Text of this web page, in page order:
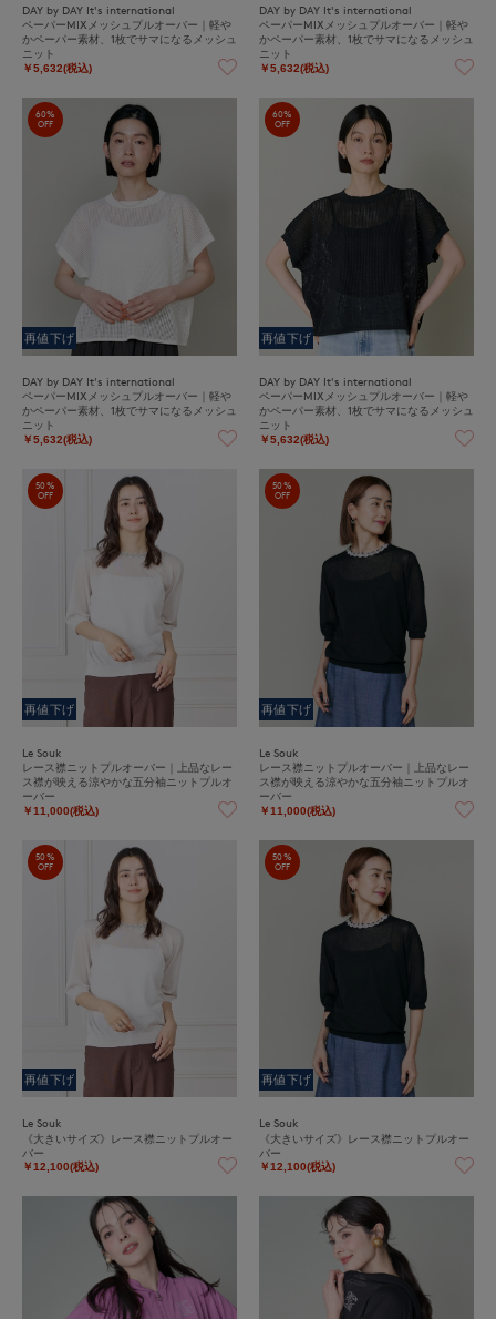
DAY by DAY It's international
ペーパーMIXメッシュプルオーバー｜軽や
かペーパー素材、1枚でサマになるメッシュ
ニット
￥5,632(税込)
DAY by DAY It's international
ペーパーMIXメッシュプルオーバー｜軽や
かペーパー素材、1枚でサマになるメッシュ
ニット
￥5,632(税込)
60%
OFF
再値下げ
DAY by DAY It's international
ペーパーMIXメッシュプルオーバー｜軽や
かペーパー素材、1枚でサマになるメッシュ
ニット
￥5,632(税込)
60%
OFF
再値下げ
DAY by DAY It's international
ペーパーMIXメッシュプルオーバー｜軽や
かペーパー素材、1枚でサマになるメッシュ
ニット
￥5,632(税込)
50%
OFF
再値下げ
Le Souk
レース襟ニットプルオーバー｜上品なレー
ス襟が映える涼やかな五分袖ニットプルオ
ーバー
￥11,000(税込)
50%
OFF
再値下げ
Le Souk
レース襟ニットプルオーバー｜上品なレー
ス襟が映える涼やかな五分袖ニットプルオ
ーバー
￥11,000(税込)
50%
OFF
再値下げ
Le Souk
《大きいサイズ》レース襟ニットプルオー
バー
￥12,100(税込)
50%
OFF
再値下げ
Le Souk
《大きいサイズ》レース襟ニットプルオー
バー
￥12,100(税込)